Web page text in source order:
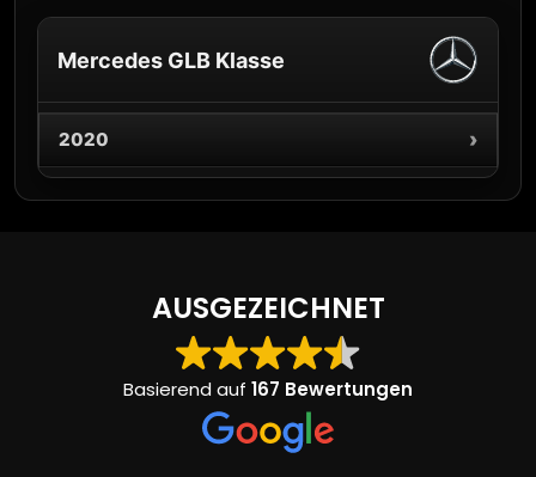
Mercedes GLB Klasse
2020 ›
AUSGEZEICHNET
Basierend auf 167 Bewertungen